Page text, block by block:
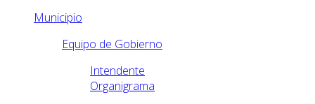
Municipio
Equipo de Gobierno
Intendente
Organigrama